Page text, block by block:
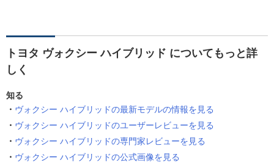
トヨタ ヴォクシー ハイブリッド についてもっと詳
しく
知る
ヴォクシー ハイブリッドの最新モデルの情報を見る
ヴォクシー ハイブリッドのユーザーレビューを見る
ヴォクシー ハイブリッドの専門家レビューを見る
ヴォクシー ハイブリッドの公式画像を見る